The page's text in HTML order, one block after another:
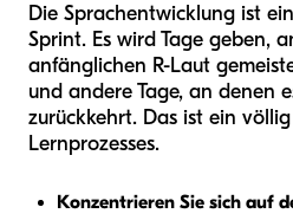
Die Sprachentwicklung ist
Sprint. Es wird Tage geben,
anfänglichen R-Laut
und andere Tage, an denen
zurückkehrt. Das ist ein
Lernprozesses.
Konzentrieren Sie sich auf